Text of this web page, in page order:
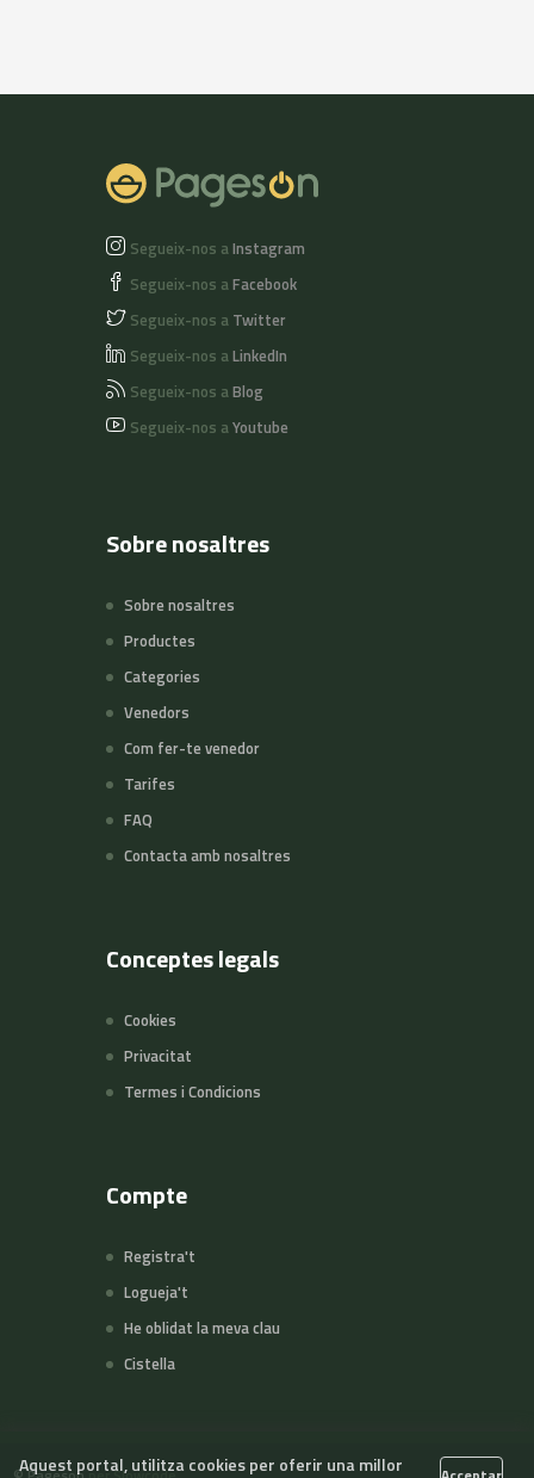
Segueix-nos aInstagram
Segueix-nos aFacebook
Segueix-nos a Twitter
Segueix-nos aLinkedIn
Segueix-nos aBlog
Segueix-nos aYoutube
Sobre nosaltres
Sobre nosaltres
Productes
Categories
Venedors
Com fer-te venedor
Tarifes
FAQ
Contacta amb nosaltres
Conceptes legals
Cookies
Privacitat
Termes i Condicions
Compte
Registra't
Logueja't
He oblidat la meva clau
Cistella
Aquest portal, utilitza cookies per oferir una millor